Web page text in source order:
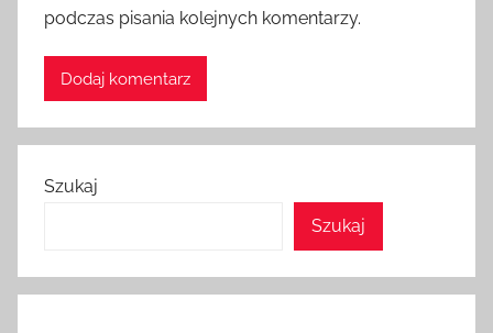
podczas pisania kolejnych komentarzy.
Szukaj
Szukaj